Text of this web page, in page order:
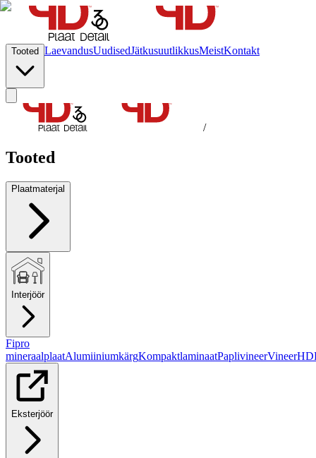
Tooted LaevandusUudisedJätkusuutlikkusMeistKontakt
/
Tooted
Plaatmaterjal
Interjöör
Fipro
mineraalplaatAlumiiniumkärgKompaktlaminaatPaplivineerVineer
Eksterjöör